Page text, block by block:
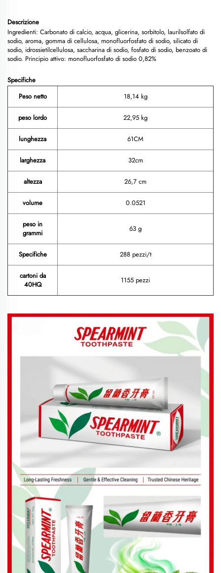
Descrizione
Ingredienti: Carbonato di calcio, acqua, glicerina, sorbitolo, laurilsolfato di
sodio, aroma, gomma di cellulosa, monofluorfosfato di sodio, silicato di
sodio, idrossietilcellulosa, saccharina di sodio, fosfato di sodio, benzoato di
sodio. Principio attivo: monofluorfosfato di sodio 0,82%
Specifiche
Peso netto
18,14 kg
peso lordo 22,95 kg
lunghezza 61CM
larghezza 32cm
altezza 26,7 cm
volume 0.0521
peso in
grammi
63 g
Specifiche 288 pezzi/t
cartoni da
40HQ
1155 pezzi